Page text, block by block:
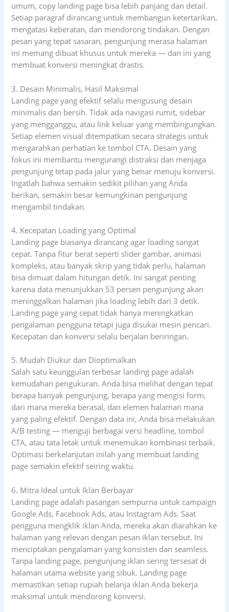
umum, copy landing page bisa lebih panjang dan detail.
Setiap paragraf dirancang untuk membangun ketertarikan,
mengatasi keberatan, dan mendorong tindakan. Dengan
pesan yang tepat sasaran, pengunjung merasa halaman
ini memang dibuat khusus untuk mereka — dan ini yang
membuat konversi meningkat drastis.
3. Desain Minimalis, Hasil Maksimal
Landing page yang efektif selalu mengusung desain
minimalis dan bersih. Tidak ada navigasi rumit, sidebar
yang mengganggu, atau link keluar yang membingungkan.
Setiap elemen visual ditempatkan secara strategis untuk
mengarahkan perhatian ke tombol CTA. Desain yang
fokus ini membantu mengurangi distraksi dan menjaga
pengunjung tetap pada jalur yang benar menuju konversi.
Ingatlah bahwa semakin sedikit pilihan yang Anda
berikan, semakin besar kemungkinan pengunjung
mengambil tindakan.
4. Kecepatan Loading yang Optimal
Landing page biasanya dirancang agar loading sangat
cepat. Tanpa fitur berat seperti slider gambar, animasi
kompleks, atau banyak skrip yang tidak perlu, halaman
bisa dimuat dalam hitungan detik. Ini sangat penting
karena data menunjukkan 53 persen pengunjung akan
meninggalkan halaman jika loading lebih dari 3 detik.
Landing page yang cepat tidak hanya meningkatkan
pengalaman pengguna tetapi juga disukai mesin pencari.
Kecepatan dan konversi selalu berjalan beriringan.
5. Mudah Diukur dan Dioptimalkan
Salah satu keunggulan terbesar landing page adalah
kemudahan pengukuran. Anda bisa melihat dengan tepat
berapa banyak pengunjung, berapa yang mengisi form,
dari mana mereka berasal, dan elemen halaman mana
yang paling efektif. Dengan data ini, Anda bisa melakukan
A/B testing — menguji berbagai versi headline, tombol
CTA, atau tata letak untuk menemukan kombinasi terbaik.
Optimasi berkelanjutan inilah yang membuat landing
page semakin efektif seiring waktu.
6. Mitra Ideal untuk Iklan Berbayar
Landing page adalah pasangan sempurna untuk campaign
Google Ads, Facebook Ads, atau Instagram Ads. Saat
pengguna mengklik iklan Anda, mereka akan diarahkan ke
halaman yang relevan dengan pesan iklan tersebut. Ini
menciptakan pengalaman yang konsisten dan seamless.
Tanpa landing page, pengunjung iklan sering tersesat di
halaman utama website yang sibuk. Landing page
memastikan setiap rupiah belanja iklan Anda bekerja
maksimal untuk mendorong konversi.